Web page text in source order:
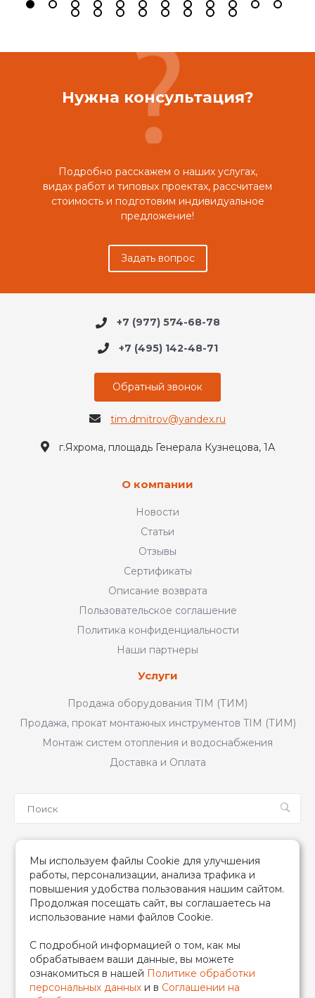
Нужна консультация?
Подробно расскажем о наших услугах,
видах работ и типовых проектах, рассчитаем
стоимость и подготовим индивидуальное
предложение!
Задать вопрос
+7 (977) 574-68-78
+7 (495) 142-48-71
Обратный звонок
tim.dmitrov@yandex.ru
г.Яхрома, площадь Генерала Кузнецова, 1А
О компании
Новости
Статьи
Отзывы
Сертификаты
Описание возврата
Пользовательское соглашение
Политика конфиденциальности
Наши партнеры
Услуги
Продажа оборудования TIM (ТИМ)
Продажа, прокат монтажных инструментов TIM (ТИМ)
Монтаж систем отопления и водоснабжения
Доставка и Оплата
2026 © TIM (ТИМ) Инженерная сантехника, Все права
защищены
ИП Гончаренко Надежда Николаевна
500708528433/319500700011740
Мы используем файлы Cookie для улучшения
работы, персонализации, анализа трафика и
повышения удобства пользования нашим сайтом.
Продолжая посещать сайт, вы соглашаетесь на
использование нами файлов Cookie.
С подробной информацией о том, как мы
обрабатываем ваши данные, вы можете
ознакомиться в нашей Политике обработки
персональных данных и в Соглашении на